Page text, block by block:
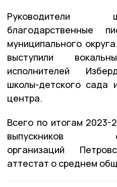
Руководители
благодарственные
муниципального
выступили
исполнителей
школы-детского сада
центра.
Всего по итогам 2023-
выпускников
организаций
аттестат о среднем